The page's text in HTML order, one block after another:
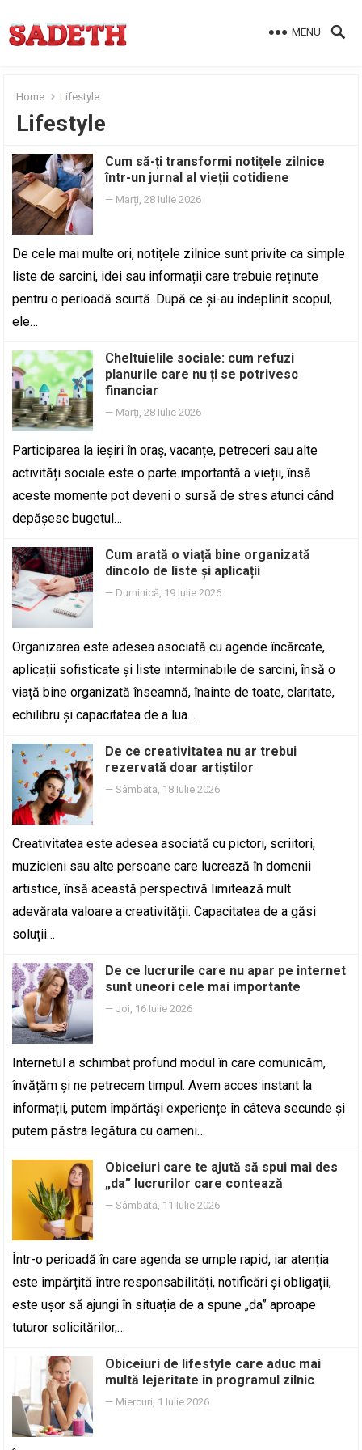
MENU
Home Lifestyle
Lifestyle
Cum să-ți transformi notițele zilnice
într-un jurnal al vieții cotidiene
— Marți, 28 Iulie 2026
De cele mai multe ori, notițele zilnice sunt privite ca simple
liste de sarcini, idei sau informații care trebuie reținute
pentru o perioadă scurtă. După ce și-au îndeplinit scopul,
ele…
Cheltuielile sociale: cum refuzi
planurile care nu ți se potrivesc
financiar
— Marți, 28 Iulie 2026
Participarea la ieșiri în oraș, vacanțe, petreceri sau alte
activități sociale este o parte importantă a vieții, însă
aceste momente pot deveni o sursă de stres atunci când
depășesc bugetul…
Cum arată o viață bine organizată
dincolo de liste și aplicații
— Duminică, 19 Iulie 2026
Organizarea este adesea asociată cu agende încărcate,
aplicații sofisticate și liste interminabile de sarcini, însă o
viață bine organizată înseamnă, înainte de toate, claritate,
echilibru și capacitatea de a lua…
De ce creativitatea nu ar trebui
rezervată doar artiștilor
—Sâmbătă, 18 Iulie 2026
Creativitatea este adesea asociată cu pictori, scriitori,
muzicieni sau alte persoane care lucrează în domenii
artistice, însă această perspectivă limitează mult
adevărata valoare a creativității. Capacitatea de a găsi
soluții…
De ce lucrurile care nu apar pe internet
sunt uneori cele mai importante
—Joi, 16 Iulie 2026
Internetul a schimbat profund modul în care comunicăm,
învățăm și ne petrecem timpul. Avem acces instant la
informații, putem împărtăși experiențe în câteva secunde și
putem păstra legătura cu oameni…
Obiceiuri care te ajută să spui mai des
„da” lucrurilor care contează
—Sâmbătă, 11 Iulie 2026
Într-o perioadă în care agenda se umple rapid, iar atenția
este împărțită între responsabilități, notificări și obligații,
este ușor să ajungi în situația de a spune „da” aproape
tuturor solicitărilor,…
Obiceiuri de lifestyle care aduc mai
multă lejeritate în programul zilnic
— Miercuri, 1 Iulie 2026